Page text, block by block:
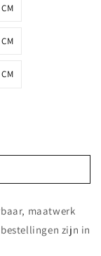
maatwerk
zijn in